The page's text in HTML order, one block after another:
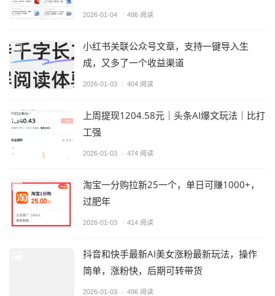
2026-01-04 / 496 阅读
小红书关联公众号文章，支持一键导入生
成，又多了一个收益渠道
2026-01-03 / 404 阅读
上周提现1204.58元｜头条AI爆文玩法｜比打
工强
2026-01-03 / 474 阅读
淘宝一分购拉新25一个，单日可赚1000+，
过肥年
2026-01-03 / 414 阅读
抖音和快手最新AI美女涨粉最新玩法，操作
简单，涨粉快，后期可转带货
2026-01-03 / 496 阅读